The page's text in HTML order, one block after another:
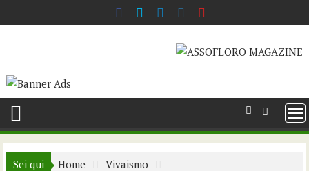
to
Sei qui Home
Vivaismo